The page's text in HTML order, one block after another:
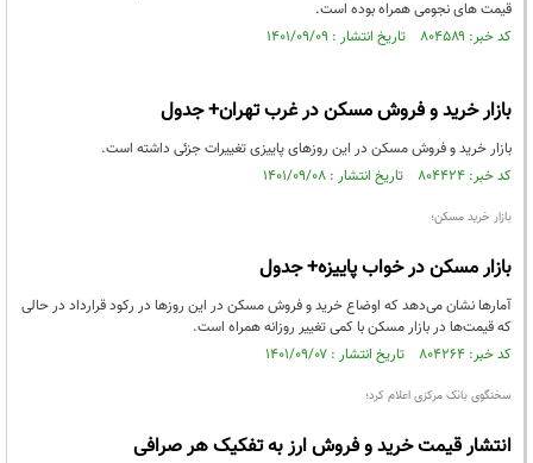
قیمت های نجومی همراه بوده است.
کد خبر: ۸۰۴۵۸۹ تاریخ انتشار : ۱۴۰۱/۰۹/۰۹
بازار خرید و فروش مسکن در غرب تهران+ جدول
بازار خرید و فروش مسکن در این روزهای پاییزی تغییرات جزئی داشته است.
کد خبر: ۸۰۴۴۲۴ تاریخ انتشار : ۱۴۰۱/۰۹/۰۸
بازار خرید مسکن؛
بازار مسکن در خواب پاییزه+ جدول
آمارها نشان می‌دهد که اوضاع خرید و فروش مسکن در این روزها در رکود قرارداد در حالی
که قیمت‌ها در بازار مسکن با کمی تغییر روزانه همراه است.
کد خبر: ۸۰۴۲۶۴ تاریخ انتشار : ۱۴۰۱/۰۹/۰۷
سخنگوی بانک مرکزی اعلام کرد؛
انتشار قیمت خرید و فروش ارز به تفکیک هر صرافی